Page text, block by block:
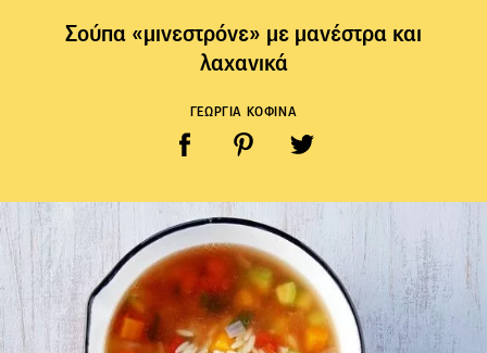
Σούπα «μινεστρόνε» με μανέστρα και
λαχανικά
ΓΕΩΡΓΙΑ ΚΟΦΙΝΑ